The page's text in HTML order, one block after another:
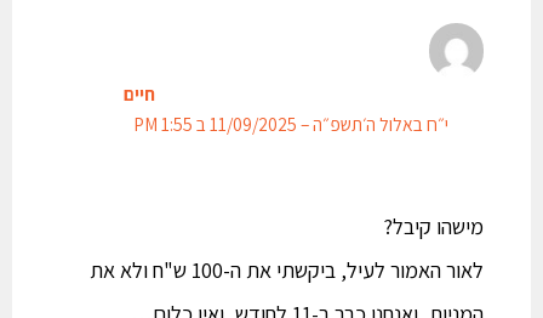
חיים
י״ח באלול ה׳תשפ״ה – 11/09/2025 ב 1:55 PM
מישהו קיבל?
לאור האמור לעיל, ביקשתי את ה-100 ש"ח ולא את